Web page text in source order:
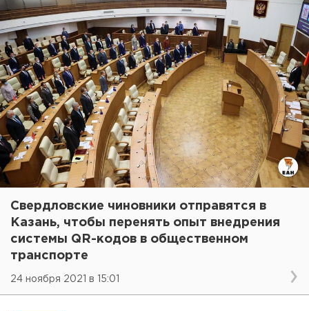
Свердловские чиновники отправятся в
Казань, чтобы перенять опыт внедрения
системы QR-кодов в общественном
транспорте
24 ноября 2021 в 15:01